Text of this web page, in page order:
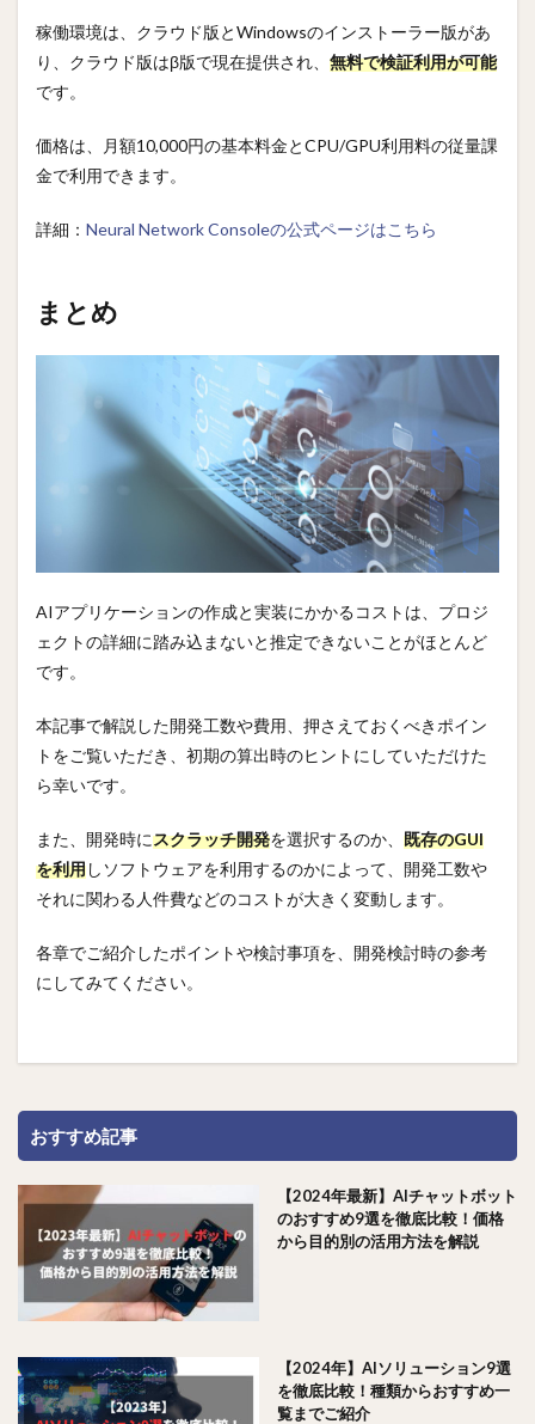
稼働環境は、クラウド版とWindowsのインストーラー版があ
り、クラウド版はβ版で現在提供され、 無料で検証利用が可能
です。
価格は、月額10,000円の基本料金とCPU/GPU利用料の従量課
金で利用できます。
詳細： Neural Network Consoleの公式ページはこちら
まとめ
AIアプリケーションの作成と実装にかかるコストは、プロジ
ェクトの詳細に踏み込まないと推定できないことがほとんど
です。
本記事で解説した開発工数や費用、押さえておくべきポイン
トをご覧いただき、初期の算出時のヒントにしていただけた
ら幸いです。
また、開発時にスクラッチ開発を選択するのか、 既存のGUI
を利用しソフトウェアを利用するのかによって、開発工数や
それに関わる人件費などのコストが大きく変動します。
各章でご紹介したポイントや検討事項を、開発検討時の参考
にしてみてください。
おすすめ記事
【2024年最新】AIチャットボット
のおすすめ9選を徹底比較！価格
から目的別の活用方法を解説
【2024年】AIソリューション9選
を徹底比較！種類からおすすめ一
覧までご紹介